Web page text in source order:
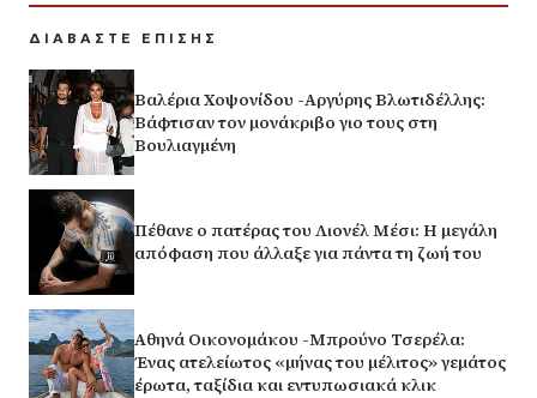
ΔΙΑΒΑΣΤΕ ΕΠΙΣΗΣ
Βαλέρια Χοψονίδου -Αργύρης Βλωτιδέλλης:
Βάφτισαν τον μονάκριβο γιο τους στη
Βουλιαγμένη
Πέθανε ο πατέρας του Λιονέλ Μέσι: Η μεγάλη
απόφαση που άλλαξε για πάντα τη ζωή του
Αθηνά Οικονομάκου -Μπρούνο Τσερέλα:
Ένας ατελείωτος «μήνας του μέλιτος» γεμάτος
έρωτα, ταξίδια και εντυπωσιακά κλικ